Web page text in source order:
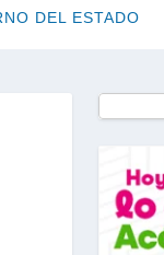
DEL ESTADO